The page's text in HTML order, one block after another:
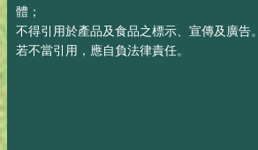
體；
不得引用於產品及食品之標示、宣傳及廣告。
若不當引用，應自負法律責任。